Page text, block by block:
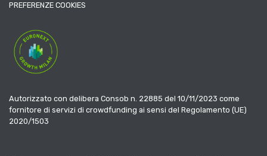
PREFERENZE COOKIES
Autorizzato con delibera Consob n. 22885 del 10/11/2023 come
fornitore di servizi di crowdfunding ai sensi del Regolamento (UE)
2020/1503